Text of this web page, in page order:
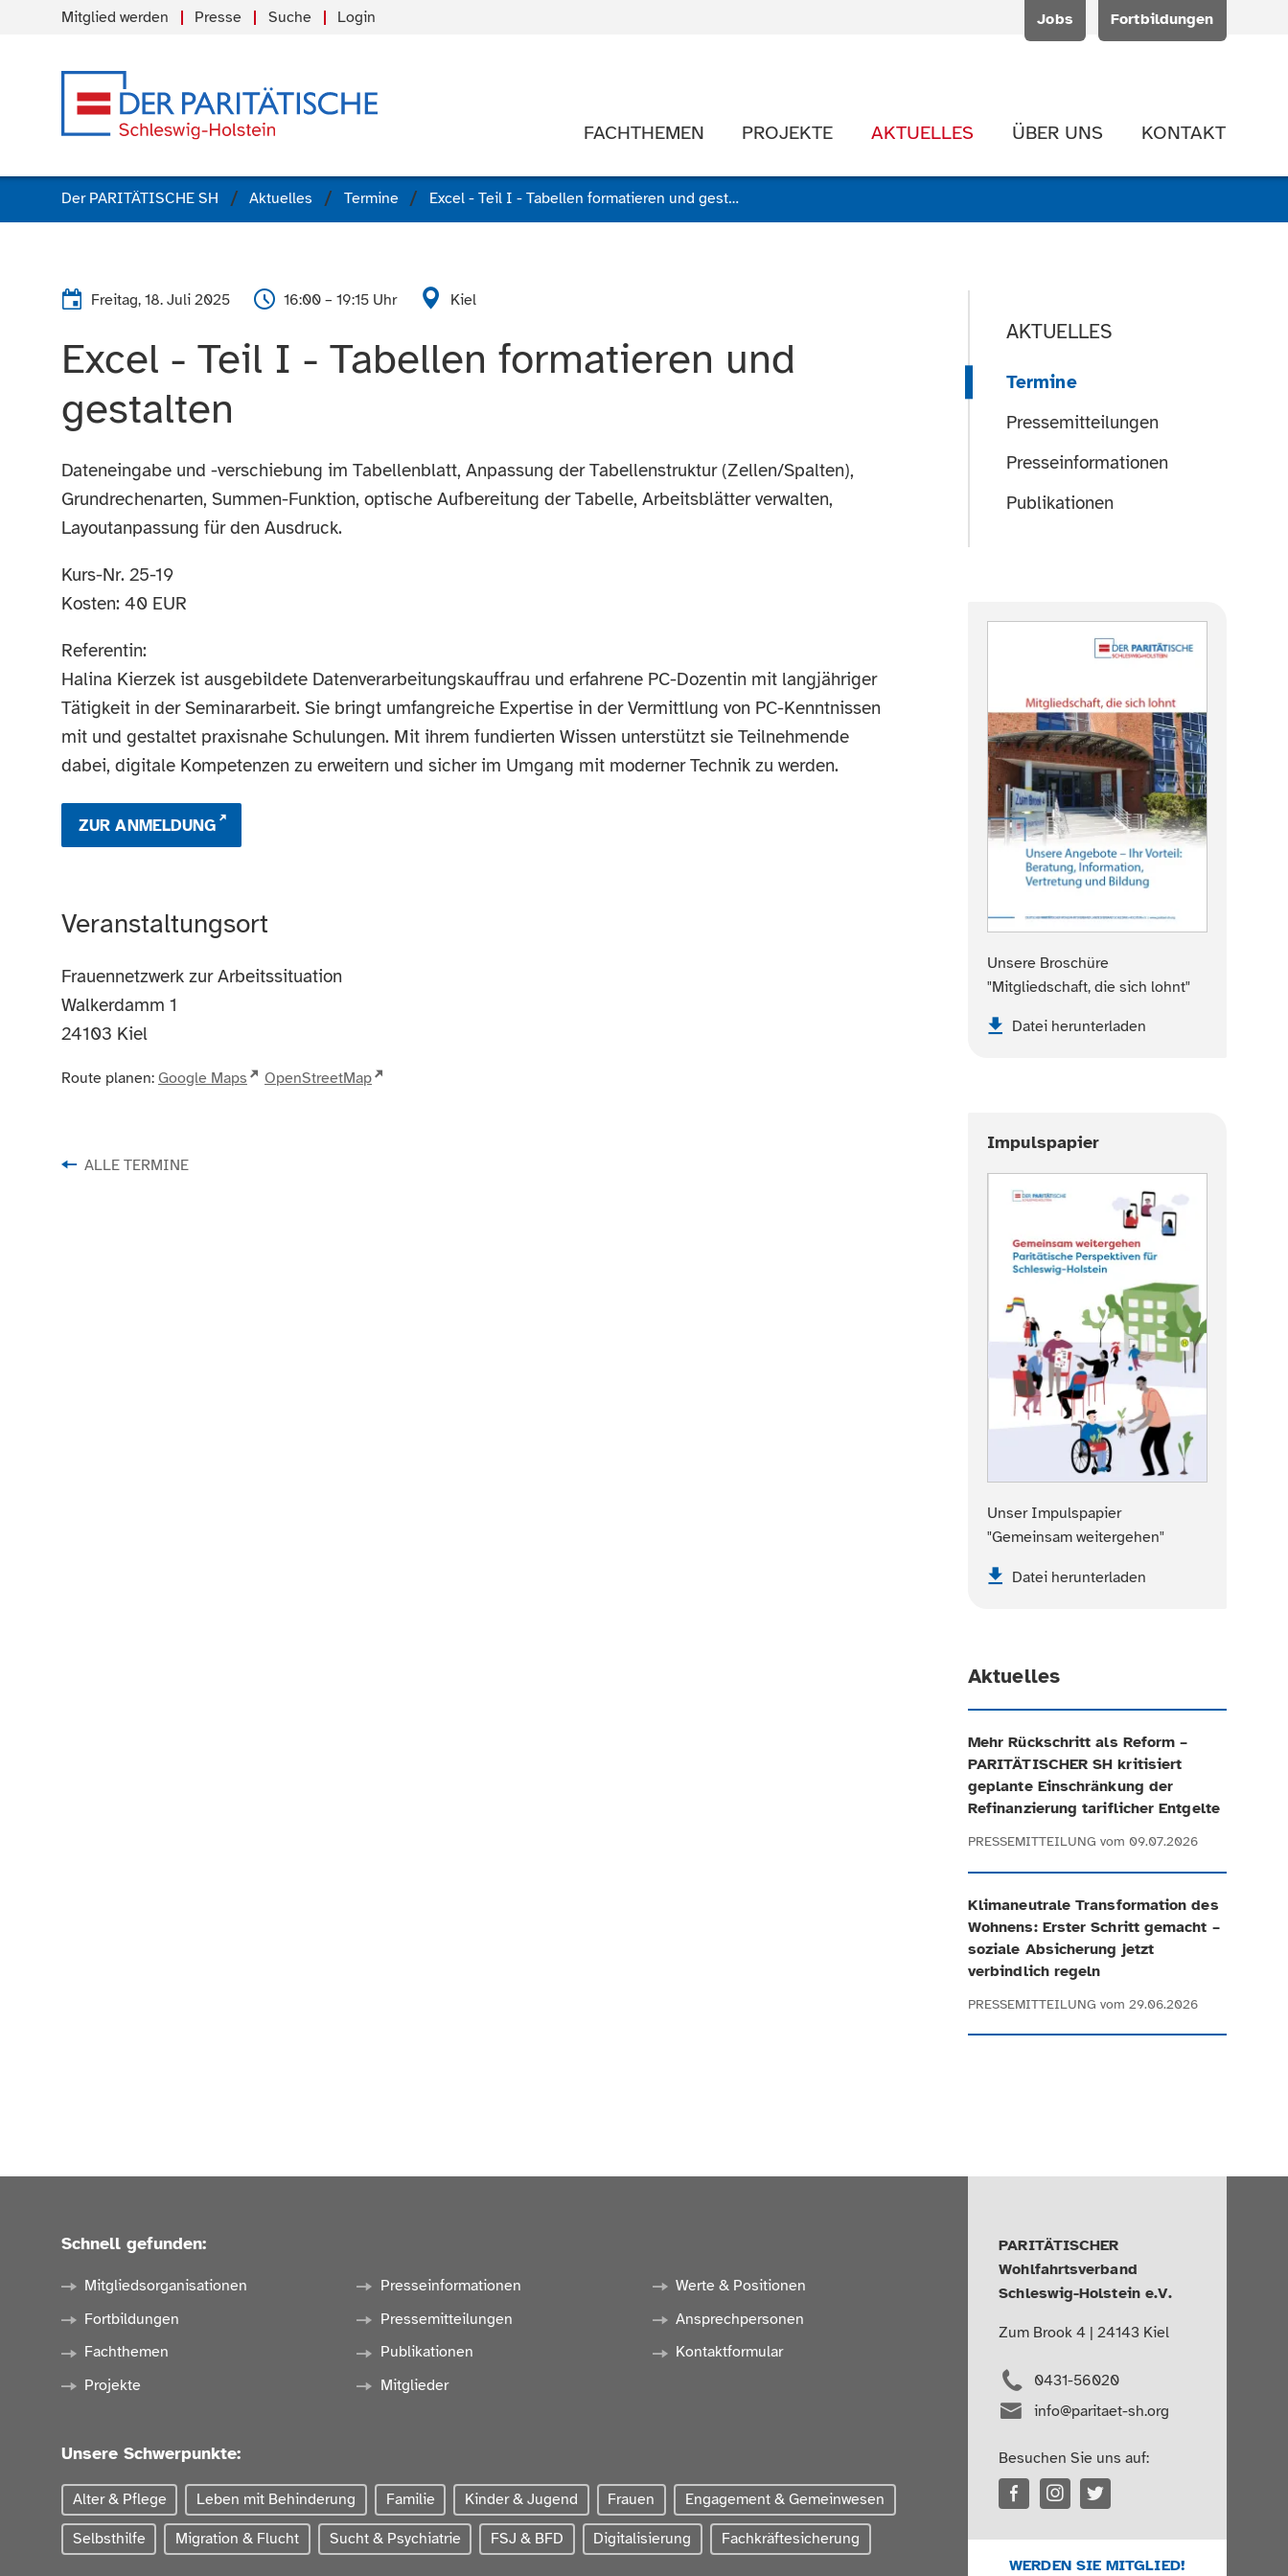
Jobs Fortbildungen
Mitglied werden Presse Suche Login
FACHTHEMEN PROJEKTE AKTUELLES ÜBER UNS KONTAKT
Der PARITÄTISCHE SH Aktuelles Termine Excel - Teil I - Tabellen formatieren und gestalten
Freitag, 18. Juli 2025 16:00 – 19:15 Uhr Kiel
Excel - Teil I - Tabellen formatieren und
gestalten
Dateneingabe und -verschiebung im Tabellenblatt, Anpassung der Tabellenstruktur (Zellen/Spalten),
Grundrechenarten, Summen-Funktion, optische Aufbereitung der Tabelle, Arbeitsblätter verwalten,
Layoutanpassung für den Ausdruck.
Kurs-Nr. 25-19
Kosten: 40 EUR
Referentin:
Halina Kierzek ist ausgebildete Datenverarbeitungskauffrau und erfahrene PC-Dozentin mit langjähriger
Tätigkeit in der Seminararbeit. Sie bringt umfangreiche Expertise in der Vermittlung von PC-Kenntnissen
mit und gestaltet praxisnahe Schulungen. Mit ihrem fundierten Wissen unterstützt sie Teilnehmende
dabei, digitale Kompetenzen zu erweitern und sicher im Umgang mit moderner Technik zu werden.
ZUR ANMELDUNG
Veranstaltungsort
Frauennetzwerk zur Arbeitssituation
Walkerdamm 1
24103 Kiel
Route planen: Google Maps OpenStreetMap
ALLE TERMINE
AKTUELLES
Termine
Pressemitteilungen
Presseinformationen
Publikationen
Unsere Broschüre
"Mitgliedschaft, die sich lohnt"
Datei herunterladen
Impulspapier
Unser Impulspapier
"Gemeinsam weitergehen"
Datei herunterladen
Aktuelles
Mehr Rückschritt als Reform –
PARITÄTISCHER SH kritisiert
geplante Einschränkung der
Refinanzierung tariflicher Entgelte
PRESSEMITTEILUNG vom 09.07.2026
Klimaneutrale Transformation des
Wohnens: Erster Schritt gemacht –
soziale Absicherung jetzt
verbindlich regeln
PRESSEMITTEILUNG vom 29.06.2026
Schnell gefunden:
Mitgliedsorganisationen
Fortbildungen
Fachthemen
Projekte
Presseinformationen
Pressemitteilungen
Publikationen
Mitglieder
Werte & Positionen
Ansprechpersonen
Kontaktformular
Unsere Schwerpunkte:
Alter & Pflege Leben mit Behinderung Familie Kinder & Jugend Frauen Engagement & Gemeinwesen
Selbsthilfe Migration & Flucht Sucht & Psychiatrie FSJ & BFD Digitalisierung Fachkräftesicherung
PARITÄTISCHER
Wohlfahrtsverband
Schleswig-Holstein e.V.
Zum Brook 4 | 24143 Kiel
0431-56020
info@paritaet-sh.org
Besuchen Sie uns auf:
WERDEN SIE MITGLIED!